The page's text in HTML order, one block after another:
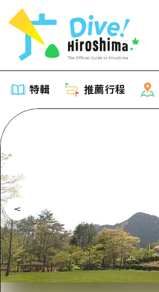
特輯 推薦行程
活動·廟會
美食·酒水
Dive!
廣島隨意旅行
廣島市內
列表
廣島市內
安芸
活動
即時訊息